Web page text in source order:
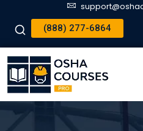
(888) 277-6864